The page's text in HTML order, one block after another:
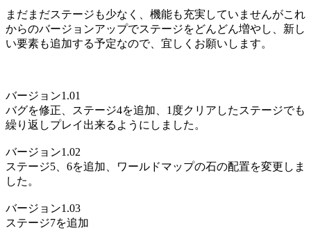
まだまだステージも少なく、機能も充実していませんがこれ
からのバージョンアップでステージをどんどん増やし、新し
い要素も追加する予定なので、宜しくお願いします。
バージョン1.01
バグを修正、ステージ4を追加、1度クリアしたステージでも
繰り返しプレイ出来るようにしました。
バージョン1.02
ステージ5、6を追加、ワールドマップの石の配置を変更しま
した。
バージョン1.03
ステージ7を追加